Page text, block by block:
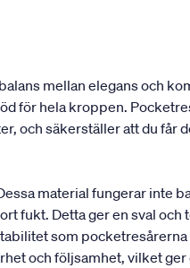
mellan elegans och
för hela kroppen.
och säkerställer att du får
material fungerar inte
fukt. Detta ger en sval
som
och följsamhet, vilket